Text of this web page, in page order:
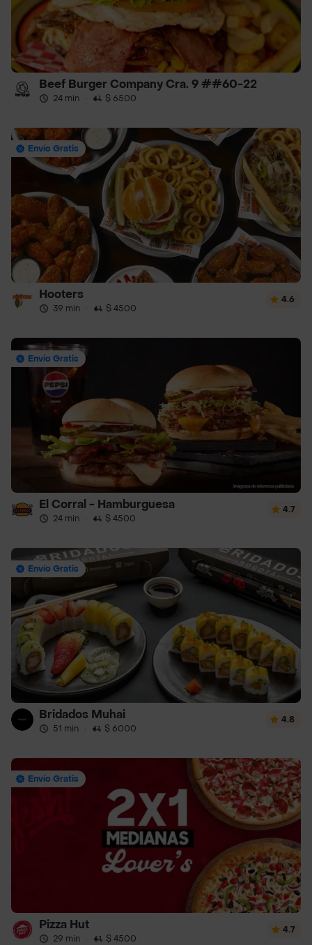
Beef Burger Company Cra. 9 ##60-22
24 min · $ 6500
Envío Gratis
Hooters
39 min · $ 4500
4.6
Envío Gratis
El Corral - Hamburguesa
24 min · $ 4500
4.7
Envío Gratis
Bridados Muhai
51 min · $ 6000
4.8
Envío Gratis
Pizza Hut
29 min · $ 4500
4.7